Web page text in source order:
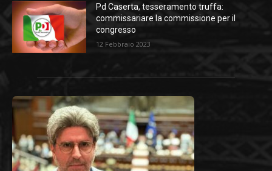
Pd Caserta, tesseramento truffa:
commissariare la commissione per il
congresso
12 Febbraio 2023